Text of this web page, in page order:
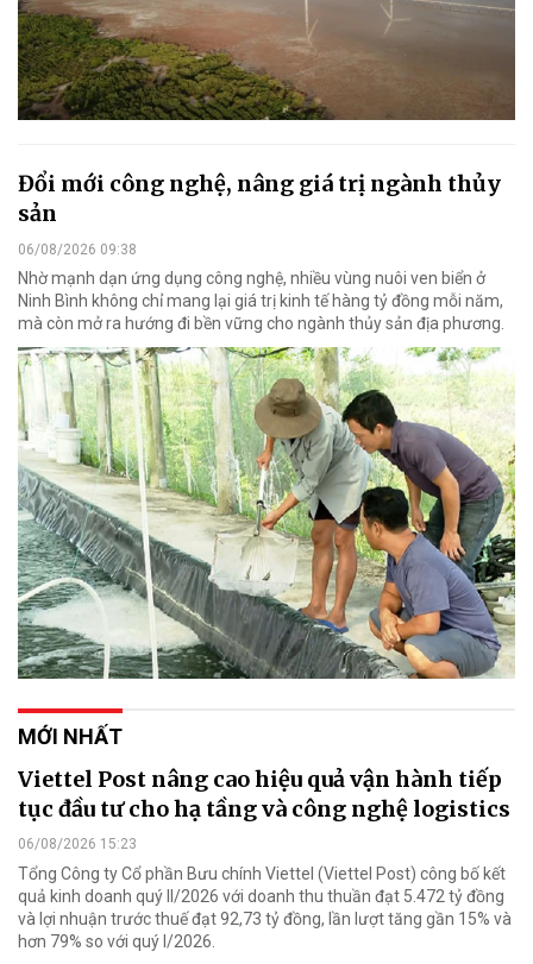
Đổi mới công nghệ, nâng giá trị ngành thủy
sản
06/08/2026 09:38
Nhờ mạnh dạn ứng dụng công nghệ, nhiều vùng nuôi ven biển ở
Ninh Bình không chỉ mang lại giá trị kinh tế hàng tỷ đồng mỗi năm,
mà còn mở ra hướng đi bền vững cho ngành thủy sản địa phương.
MỚI NHẤT
Viettel Post nâng cao hiệu quả vận hành tiếp
tục đầu tư cho hạ tầng và công nghệ logistics
06/08/2026 15:23
Tổng Công ty Cổ phần Bưu chính Viettel (Viettel Post) công bố kết
quả kinh doanh quý II/2026 với doanh thu thuần đạt 5.472 tỷ đồng
và lợi nhuận trước thuế đạt 92,73 tỷ đồng, lần lượt tăng gần 15% và
hơn 79% so với quý I/2026.